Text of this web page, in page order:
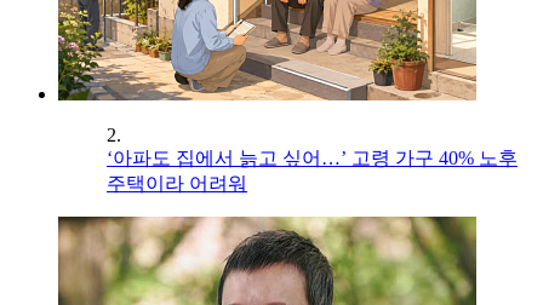
2.
‘아파도 집에서 늙고 싶어…’ 고령 가구 40% 노후
주택이라 어려워